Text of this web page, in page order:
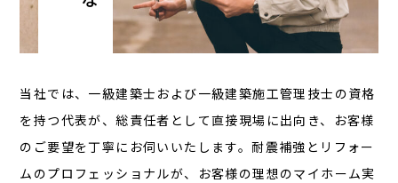
当社では、一級建築士および一級建築施工管理技士の資格
を持つ代表が、総責任者として直接現場に出向き、お客様
のご要望を丁寧にお伺いいたします。耐震補強とリフォー
ムのプロフェッショナルが、お客様の理想のマイホーム実